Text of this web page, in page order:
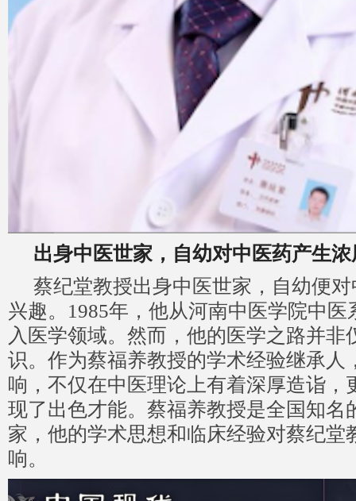
出身中医世家，自幼对中医药产生
蔡纪堂教授出身中医世家，自幼便
兴趣。1985年，他从河南中医学院中医
入医学领域。然而，他的医学之路并非
识。作为蔡福养教授的学术经验继承人
响，不仅在中医理论上有着深厚造诣，
现了出色才能。蔡福养教授是全国知名
家，他的学术思想和临床经验对蔡纪堂
响。